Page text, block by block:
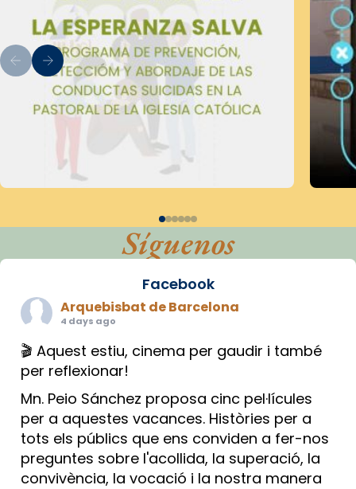
Síguenos
Facebook
Arquebisbat de Barcelona
4 days ago
🎬 Aquest estiu, cinema per gaudir i també
per reflexionar!
Mn. Peio Sánchez proposa cinc pel·lícules
per a aquestes vacances. Històries per a
tots els públics que ens conviden a fer-nos
preguntes sobre l'acollida, la superació, la
convivència, la vocació i la nostra manera